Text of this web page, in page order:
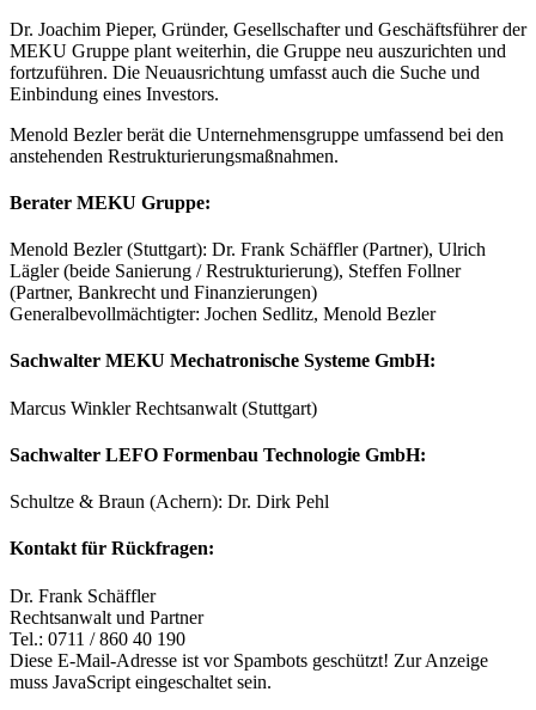
Dr. Joachim Pieper, Gründer, Gesellschafter und Geschäftsführer der
MEKU Gruppe plant weiterhin, die Gruppe neu auszurichten und
fortzuführen. Die Neuausrichtung umfasst auch die Suche und
Einbindung eines Investors.
Menold Bezler berät die Unternehmensgruppe umfassend bei den
anstehenden Restrukturierungsmaßnahmen.
Berater MEKU Gruppe:
Menold Bezler (Stuttgart): Dr. Frank Schäffler (Partner), Ulrich
Lägler (beide Sanierung / Restrukturierung), Steffen Follner
(Partner, Bankrecht und Finanzierungen)
Generalbevollmächtigter: Jochen Sedlitz, Menold Bezler
Sachwalter MEKU Mechatronische Systeme GmbH:
Marcus Winkler Rechtsanwalt (Stuttgart)
Sachwalter LEFO Formenbau Technologie GmbH:
Schultze & Braun (Achern): Dr. Dirk Pehl
Kontakt für Rückfragen:
Dr. Frank Schäffler
Rechtsanwalt und Partner
Tel.: 0711 / 860 40 190
Diese E-Mail-Adresse ist vor Spambots geschützt! Zur Anzeige
muss JavaScript eingeschaltet sein.